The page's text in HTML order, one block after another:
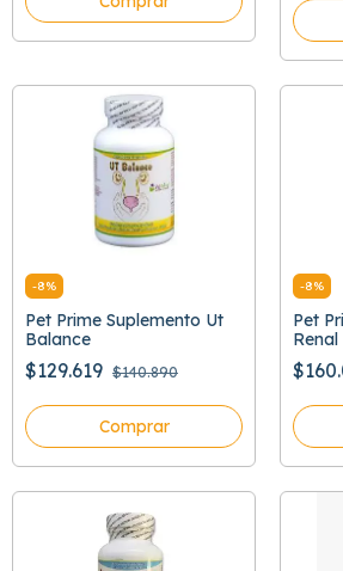
-8%
Pet Prime Suplemento Ut
Balance
$129.619 $140.890
Comprar
-8%
Pet